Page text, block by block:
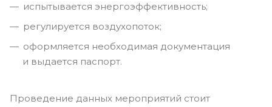
испытывается энергоэффективность;
регулируется воздухопоток;
оформляется необходимая документация
и выдается паспорт.
Проведение данных мероприятий стоит